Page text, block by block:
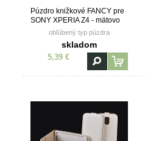
Púzdro knižkové FANCY pre
SONY XPERIA Z4 - mätovo
modréobľúbený typ púzdra
skladom
5,39 €